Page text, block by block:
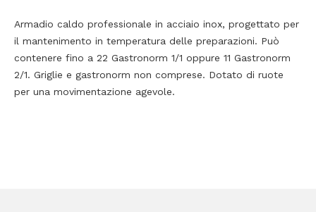
Armadio caldo professionale in acciaio inox, progettato per
il mantenimento in temperatura delle preparazioni. Può
contenere fino a 22 Gastronorm 1/1 oppure 11 Gastronorm
2/1. Griglie e gastronorm non comprese. Dotato di ruote
per una movimentazione agevole.